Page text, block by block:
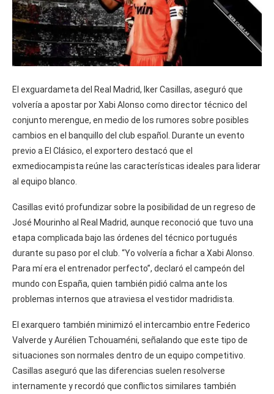
El exguardameta del Real Madrid, Iker Casillas, aseguró que
volvería a apostar por Xabi Alonso como director técnico del
conjunto merengue, en medio de los rumores sobre posibles
cambios en el banquillo del club español. Durante un evento
previo a El Clásico, el exportero destacó que el
exmediocampista reúne las características ideales para liderar
al equipo blanco.
Casillas evitó profundizar sobre la posibilidad de un regreso de
José Mourinho al Real Madrid, aunque reconoció que tuvo una
etapa complicada bajo las órdenes del técnico portugués
durante su paso por el club. “Yo volvería a fichar a Xabi Alonso.
Para mí era el entrenador perfecto”, declaró el campeón del
mundo con España, quien también pidió calma ante los
problemas internos que atraviesa el vestidor madridista.
El exarquero también minimizó el intercambio entre Federico
Valverde y Aurélien Tchouaméni, señalando que este tipo de
situaciones son normales dentro de un equipo competitivo.
Casillas aseguró que las diferencias suelen resolverse
internamente y recordó que conflictos similares también